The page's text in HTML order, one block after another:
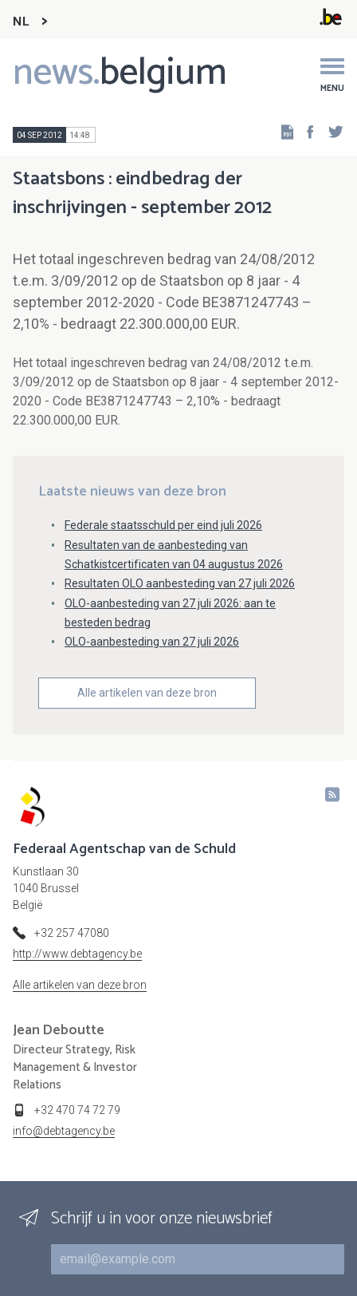
NL
news.belgium MENU
Main
navigation
04 SEP 2012 14:48
Staatsbons : eindbedrag der
inschrijvingen - september 2012
Het totaal ingeschreven bedrag van 24/08/2012
t.e.m. 3/09/2012 op de Staatsbon op 8 jaar - 4
september 2012-2020 - Code BE3871247743 –
2,10% - bedraagt 22.300.000,00 EUR.
Het totaal ingeschreven bedrag van 24/08/2012 t.e.m.
3/09/2012 op de Staatsbon op 8 jaar - 4 september 2012-
2020 - Code BE3871247743 – 2,10% - bedraagt
22.300.000,00 EUR.
Laatste nieuws van deze bron
Federale staatsschuld per eind juli 2026
Resultaten van de aanbesteding van
Schatkistcertificaten van 04 augustus 2026
Resultaten OLO aanbesteding van 27 juli 2026
OLO-aanbesteding van 27 juli 2026: aan te
besteden bedrag
OLO-aanbesteding van 27 juli 2026
Alle artikelen van deze bron
Federaal Agentschap van de Schuld
Kunstlaan 30
1040 Brussel
België
+32 257 47080
http://www.debtagency.be
Alle artikelen van deze bron
Jean Deboutte
Directeur Strategy, Risk
Management & Investor
Relations
+32 470 74 72 79
info@debtagency.be
Schrijf u in voor onze nieuwsbrief
E-mail